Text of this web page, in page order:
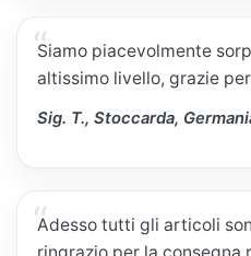
Siamo piacevolmente
altissimo livello, grazie
Sig. T., Stoccarda,
Adesso tutti gli articoli